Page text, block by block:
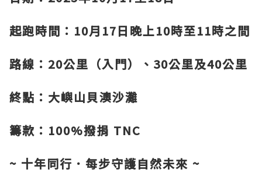
起跑時間：10月17日晚上10時至11時之間
路線：20公里（入門）、30公里及40公里
終點：大嶼山貝澳沙灘
籌款：100%撥捐 TNC
~ 十年同行．每步守護自然未來 ~